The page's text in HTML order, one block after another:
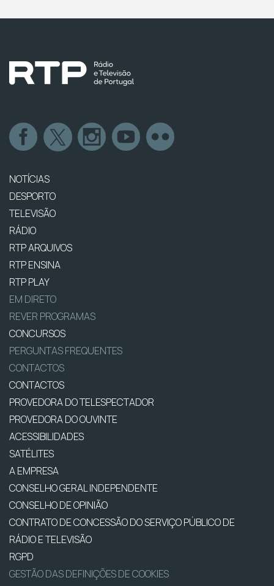
NOTÍCIAS
DESPORTO
TELEVISÃO
RÁDIO
RTP ARQUIVOS
RTP ENSINA
RTP PLAY
EM DIRETO
REVER PROGRAMAS
CONCURSOS
PERGUNTAS FREQUENTES
CONTACTOS
CONTACTOS
PROVEDORA DO TELESPECTADOR
PROVEDORA DO OUVINTE
ACESSIBILIDADES
SATÉLITES
A EMPRESA
CONSELHO GERAL INDEPENDENTE
CONSELHO DE OPINIÃO
CONTRATO DE CONCESSÃO DO SERVIÇO PÚBLICO DE
RÁDIO E TELEVISÃO
RGPD
GESTÃO DAS DEFINIÇÕES DE COOKIES